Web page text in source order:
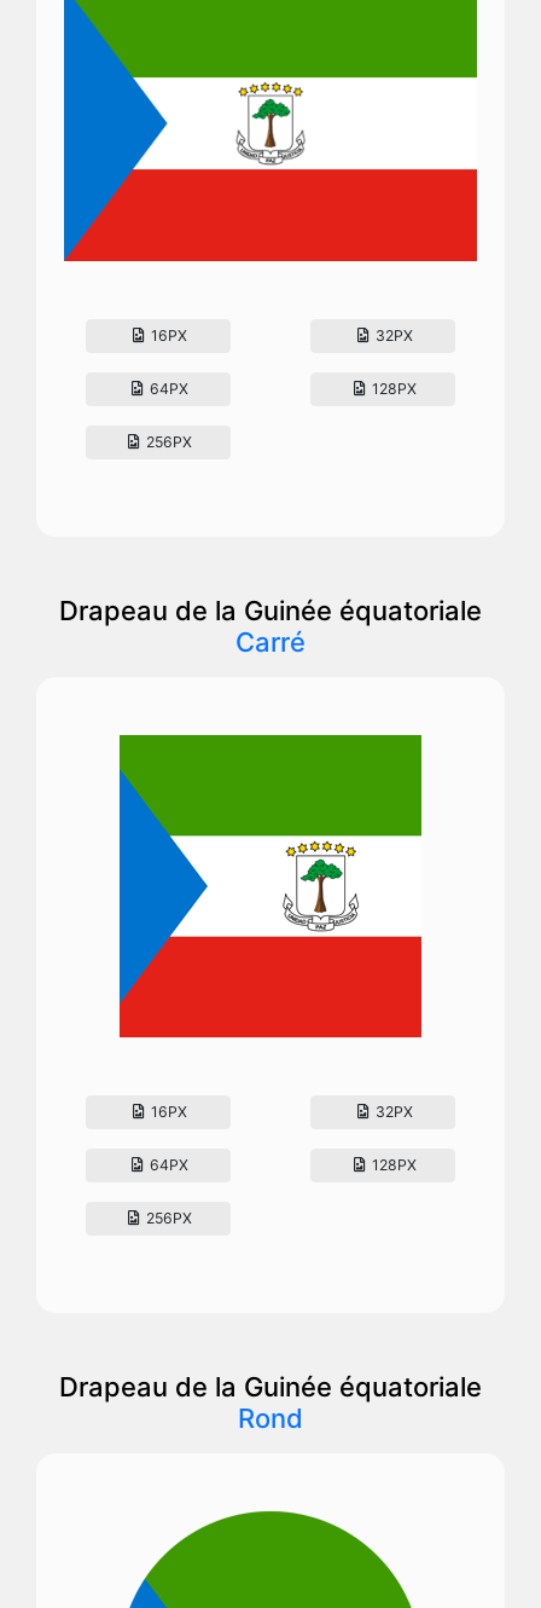
16PX 32PX
64PX 128PX
256PX
Drapeau de la Guinée équatoriale
Carré
16PX 32PX
64PX 128PX
256PX
Drapeau de la Guinée équatoriale
Rond